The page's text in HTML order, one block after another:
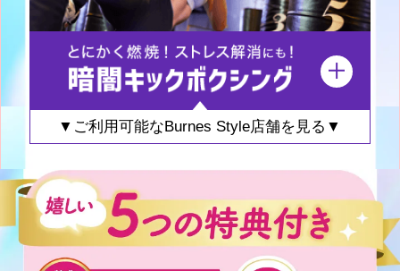
▼ご利用可能なBurnes Style店舗を見る▼